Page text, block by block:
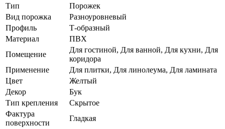
Тип
Порожек
Вид порожка
Разноуровневый
Профиль
Т-образный
Материал
ПВХ
Помещение
Для гостиной, Для ванной, Для кухни, Для
коридора
Применение
Для плитки, Для линолеума, Для ламината
Цвет
Желтый
Декор
Бук
Тип крепления
Скрытое
Фактура
поверхности
Гладкая